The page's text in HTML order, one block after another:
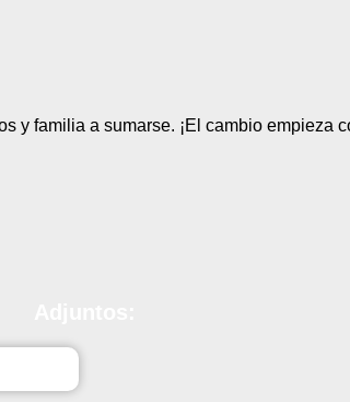
y familia a sumarse. ¡El cambio empieza